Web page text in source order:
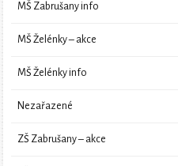
MŠ Zabrušany info
MŠ Želénky – akce
MŠ Želénky info
Nezařazené
ZŠ Zabrušany – akce